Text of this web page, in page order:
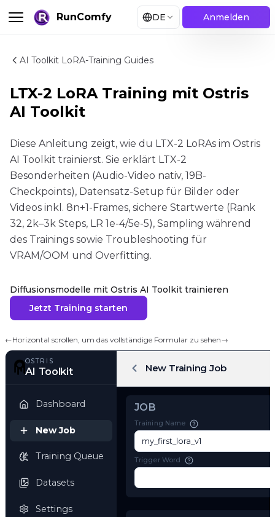
RunComfy DE Anmelden
AI Toolkit LoRA-Training Guides
LTX-2 LoRA Training mit Ostris
AI Toolkit
Diese Anleitung zeigt, wie du LTX-2 LoRAs im Ostris
AI Toolkit trainierst. Sie erklärt LTX-2
Besonderheiten (Audio-Video nativ, 19B-
Checkpoints), Datensatz-Setup für Bilder oder
Videos inkl. 8n+1-Frames, sichere Startwerte (Rank
32, 2k–3k Steps, LR 1e-4/5e-5), Sampling während
des Trainings sowie Troubleshooting für
VRAM/OOM und Overfitting.
Diffusionsmodelle mit Ostris AI Toolkit trainieren
Jetzt Training starten
←Horizontal scrollen, um das vollständige Formular zu sehen→
OSTRIS
AI Toolkit
New Job
Training Queue
JOB
Training Name